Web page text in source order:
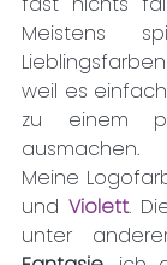
Meistens
weil es
zu einem
ausmachen.
Meine
und Violett.
unter